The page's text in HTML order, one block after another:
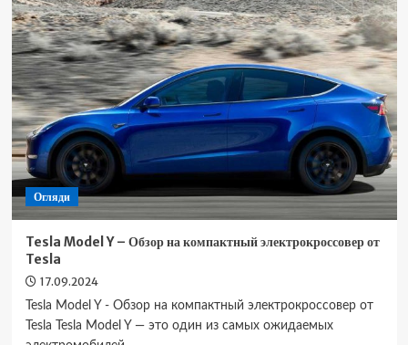
–
Последние
обновления
популярного
электроседана
Огляди
Tesla Model Y – Обзор на компактный электрокроссовер от
Tesla
17.09.2024
Tesla Model Y - Обзор на компактный электрокроссовер от
Tesla Tesla Model Y — это один из самых ожидаемых